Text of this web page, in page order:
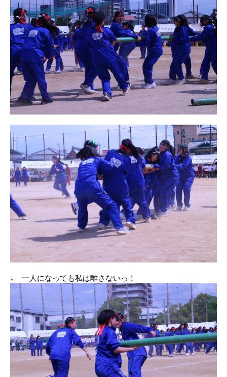
↓ 一人になっても私は離さないっ！